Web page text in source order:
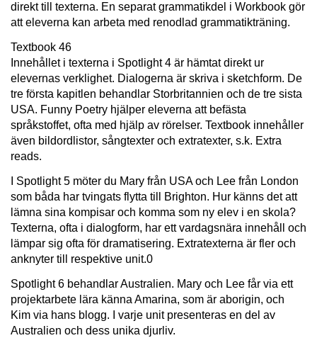
direkt till texterna. En separat grammatikdel i Workbook gör
att eleverna kan arbeta med renodlad grammatikträning.
Textbook 46
Innehållet i texterna i Spotlight 4 är hämtat direkt ur
elevernas verklighet. Dialogerna är skriva i sketchform. De
tre första kapitlen behandlar Storbritannien och de tre sista
USA. Funny Poetry hjälper eleverna att befästa
språkstoffet, ofta med hjälp av rörelser. Textbook innehåller
även bildordlistor, sångtexter och extratexter, s.k. Extra
reads.
I Spotlight 5 möter du Mary från USA och Lee från London
som båda har tvingats flytta till Brighton. Hur känns det att
lämna sina kompisar och komma som ny elev i en skola?
Texterna, ofta i dialogform, har ett vardagsnära innehåll och
lämpar sig ofta för dramatisering. Extratexterna är fler och
anknyter till respektive unit.0
Spotlight 6 behandlar Australien. Mary och Lee får via ett
projektarbete lära känna Amarina, som är aborigin, och
Kim via hans blogg. I varje unit presenteras en del av
Australien och dess unika djurliv.